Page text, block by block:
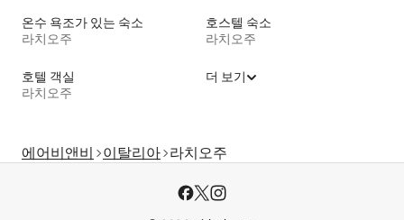
온수 욕조가 있는 숙소
라치오주
호스텔 숙소
라치오주
호텔 객실
라치오주
더 보기
에어비앤비 이탈리아 라치오주